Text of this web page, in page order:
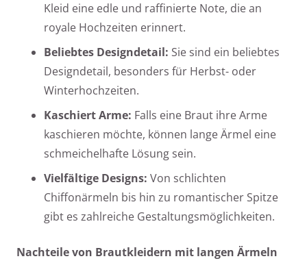
Kleid eine edle und raffinierte Note, die an
royale Hochzeiten erinnert.
Beliebtes Designdetail: Sie sind ein beliebtes
Designdetail, besonders für Herbst- oder
Winterhochzeiten.
Kaschiert Arme: Falls eine Braut ihre Arme
kaschieren möchte, können lange Ärmel eine
schmeichelhafte Lösung sein.
Vielfältige Designs: Von schlichten
Chiffonärmeln bis hin zu romantischer Spitze
gibt es zahlreiche Gestaltungsmöglichkeiten.
Nachteile von Brautkleidern mit langen Ärmeln